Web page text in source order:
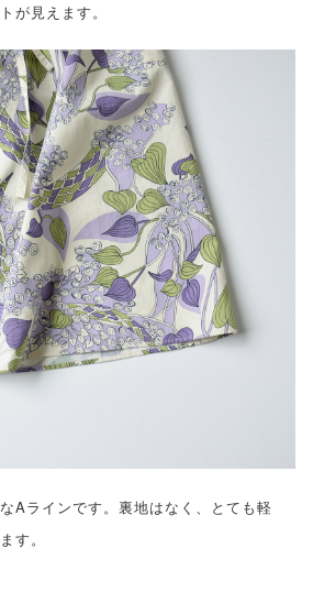
が見えます。
Aラインです。裏地はなく、とても軽
す。